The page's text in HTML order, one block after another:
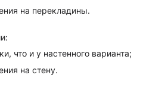
на перекладины.
что и у настенного варианта;
на стену.